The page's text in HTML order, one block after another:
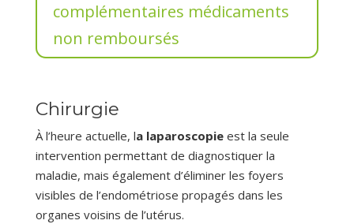
complémentaires médicaments
non remboursés
Chirurgie
À l’heure actuelle, la laparoscopieest la seule
intervention permettant de diagnostiquer la
maladie, mais également d’éliminer les foyers
visibles de l’endométriose propagés dans les
organes voisins de l’utérus.